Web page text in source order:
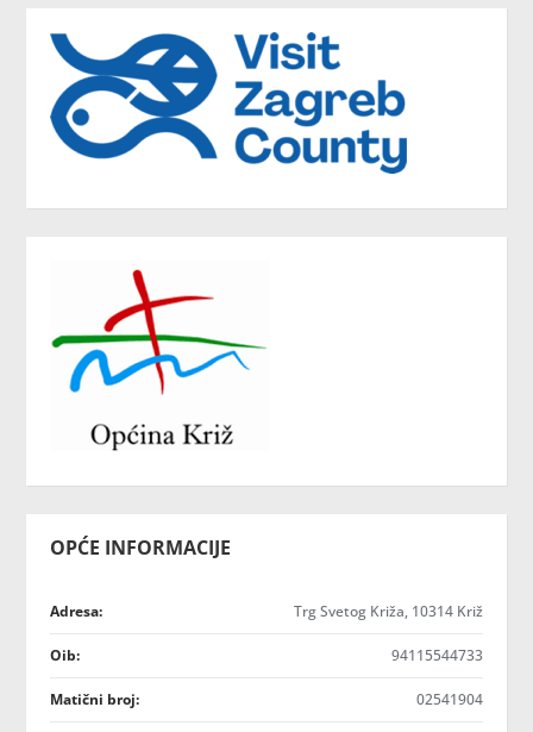
OPĆE INFORMACIJE
Adresa: Trg Svetog Križa, 10314 Križ
Oib: 94115544733
Matični broj: 02541904